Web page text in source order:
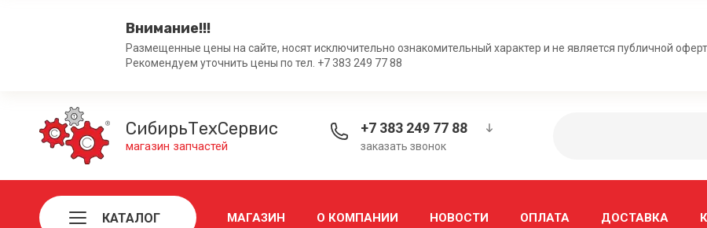
Внимание!!!
Размещенные цены на сайте, носят исключительно ознакомительный характер и не является публичной
Рекомендуем уточнить цены по тел. +7 383 249 77 88
СибирьТехСервис
магазин запчастей
+7 383 249 77 88
заказать звонок
КАТАЛОГ МАГАЗИН О КОМПАНИИ НОВОСТИ ОПЛАТА ДОСТАВКА